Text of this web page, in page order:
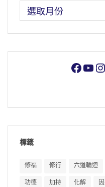
標籤
修福 修行 六道輪迴
功德 加持 化解